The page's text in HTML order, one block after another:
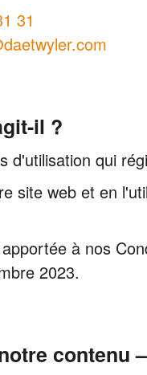
31
il ?
d'utilisation qui
site web et en
à nos
2023.
contenu